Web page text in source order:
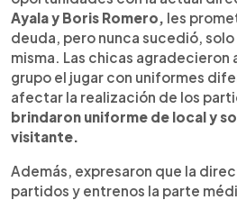
Ayala y Boris Romero, les
deuda, pero nunca sucedió,
misma. Las chicas agradecieron
grupo el jugar con uniformes
afectar la realización de los
brindaron uniforme de local y
visitante.
Además, expresaron que la
partidos y entrenos la parte